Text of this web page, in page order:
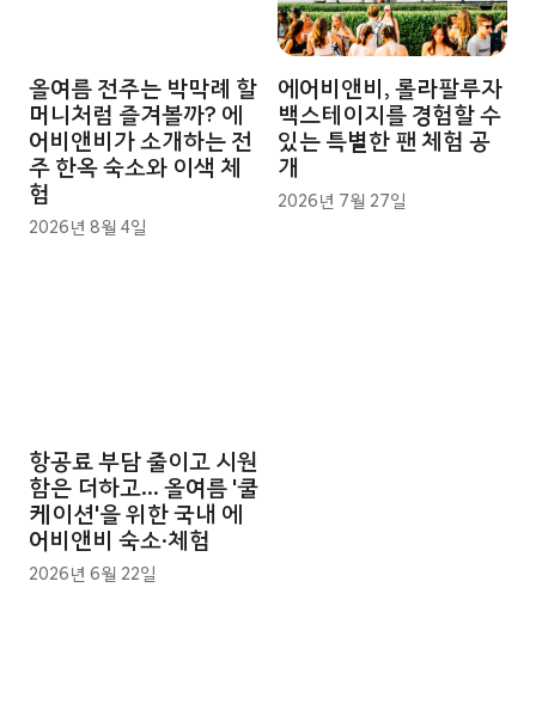
올여름 전주는 박막례 할
머니처럼 즐겨볼까? 에
어비앤비가 소개하는 전
주 한옥 숙소와 이색 체
험
2026년 8월 4일
에어비앤비, 롤라팔루자
백스테이지를 경험할 수
있는 특별한 팬 체험 공
개
2026년 7월 27일
항공료 부담 줄이고 시원
함은 더하고... 올여름 '쿨
케이션'을 위한 국내 에
어비앤비 숙소·체험
2026년 6월 22일